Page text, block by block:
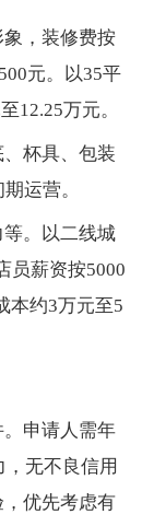
，装修费按
元。以35平
12.25万元。
杯具、包装
运营。
。以二线城
员薪资按5000
本约3万元至5
申请人需年
无不良信用
优先考虑有